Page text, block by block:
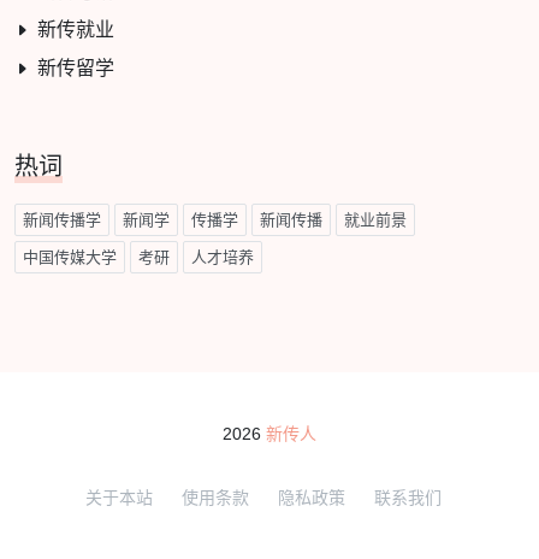
新传就业
新传留学
热词
新闻传播学 新闻学 传播学 新闻传播 就业前景
中国传媒大学 考研 人才培养
2026 新传人
关于本站 使用条款 隐私政策 联系我们